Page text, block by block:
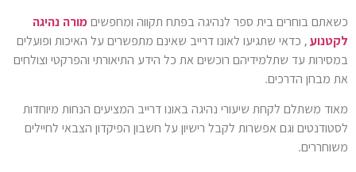
כשאתם בוחרים בית ספר לנהיגה בפתח תקווה ומחפשים מורה נהיגה
לקטנוע , כדאי שתגיעו לאונו דרייב שאינם מתפשרים על האיכות ופועלים
במסירות עד שתלמידיהם רוכשים את כל הידע התיאורתי והפרקטי וצולחים
את מבחן הדרכים.
מאוד משתלם לקחת שיעורי נהיגה באונו דרייב המציעים הנחות מיוחדות
לסטודנטים וגם אפשרות לקבל רישיון על חשבון הפיקדון הצבאי לחיילים
משוחררים.